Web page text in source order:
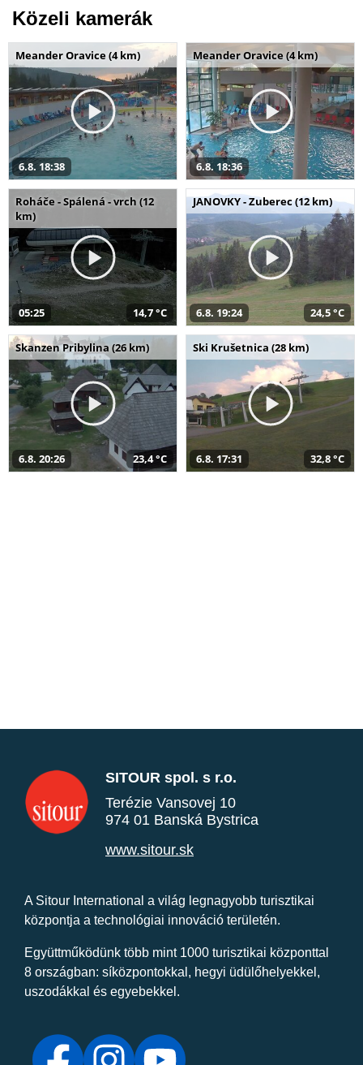
Közeli kamerák
Meander Oravice (4 km)
6.8. 18:38
Meander Oravice (4 km)
6.8. 18:36
Roháče - Spálená - vrch (12
km)
05:25 14,7 °C
JANOVKY - Zuberec (12 km)
6.8. 19:24 24,5 °C
Skanzen Pribylina (26 km)
6.8. 20:26 23,4 °C
Ski Krušetnica (28 km)
6.8. 17:31 32,8 °C
SITOUR spol. s r.o.
Terézie Vansovej 10
974 01 Banská Bystrica
www.sitour.sk
A Sitour International a világ legnagyobb turisztikai
központja a technológiai innováció területén.
Együttműködünk több mint 1000 turisztikai központtal
8 országban: síközpontokkal, hegyi üdülőhelyekkel,
uszodákkal és egyebekkel.